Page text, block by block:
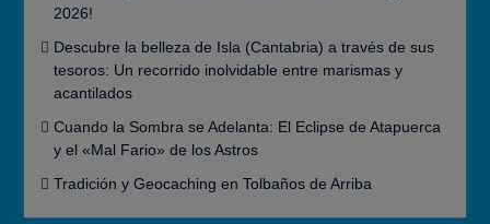
2026!
Descubre la belleza de Isla (Cantabria) a través de sus
tesoros: Un recorrido inolvidable entre marismas y
acantilados
Cuando la Sombra se Adelanta: El Eclipse de Atapuerca
y el «Mal Fario» de los Astros
Tradición y Geocaching en Tolbaños de Arriba